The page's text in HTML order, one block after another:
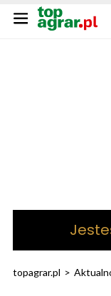
topagrar.pl >